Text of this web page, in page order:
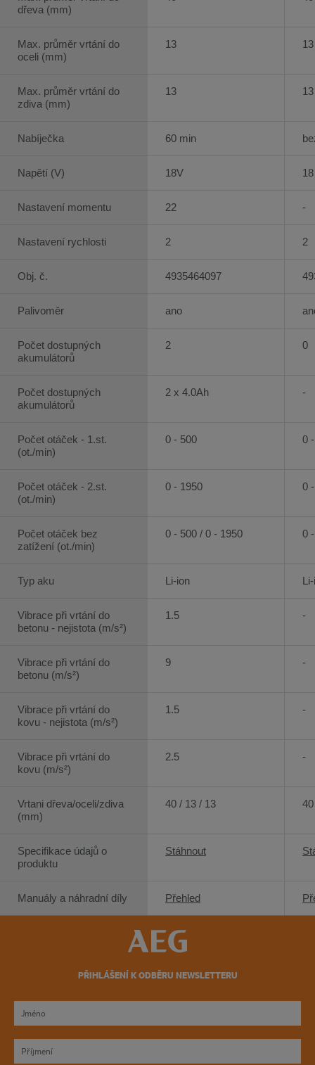
dřeva (mm)
Max. průměr vrtání do
oceli (mm)
Max. průměr vrtání do
zdiva (mm)
Nabíječka
Napětí (V)
Nastavení momentu
Nastavení rychlosti
Obj. č.
Palivoměr
Počet dostupných
akumulátorů
Počet dostupných
akumulátorů
Počet otáček - 1.st.
(ot./min)
Počet otáček - 2.st.
(ot./min)
Počet otáček bez
zatížení (ot./min)
Typ aku
Vibrace při vrtání do
betonu - nejistota (m/s²)
Vibrace při vrtání do
betonu (m/s²)
Vibrace při vrtání do
kovu - nejistota (m/s²)
Vibrace při vrtání do
kovu (m/s²)
Vrtani dřeva/oceli/zdiva
(mm)
Specifikace údajů o
produktu
Manuály a náhradní díly
13
13
60 min
18V
22
2
4935464097
ano
2
2 x 4.0Ah
0 - 500
0 - 1950
0 - 500 / 0 - 1950
Li-ion
1.5
9
1.5
2.5
40 / 13 / 13
Stáhnout
Přehled
13
13
18
-
2
0
-
0
0
0
-
-
-
-
PŘIHLÁŠENÍ K ODBĚRU NEWSLETTERU